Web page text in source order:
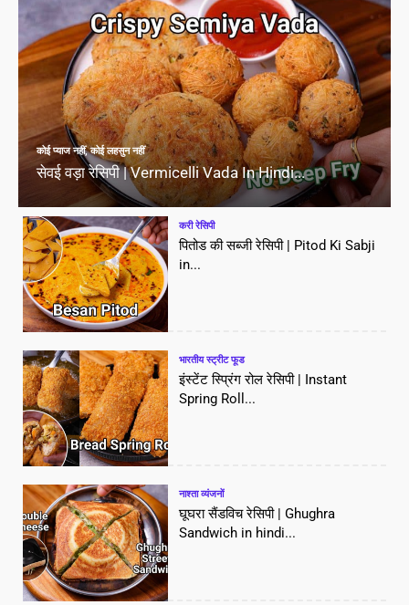
कोई प्याज नहीं, कोई लहसुन नहीं
सेवई वड़ा रेसिपी | Vermicelli Vada In Hindi...
करी रेसिपी
पितोड की सब्जी रेसिपी | Pitod Ki Sabji
in...
भारतीय स्ट्रीट फूड
इंस्टेंट स्प्रिंग रोल रेसिपी | Instant
Spring Roll...
नाश्ता व्यंजनों
घूघरा सैंडविच रेसिपी | Ghughra
Sandwich in hindi...